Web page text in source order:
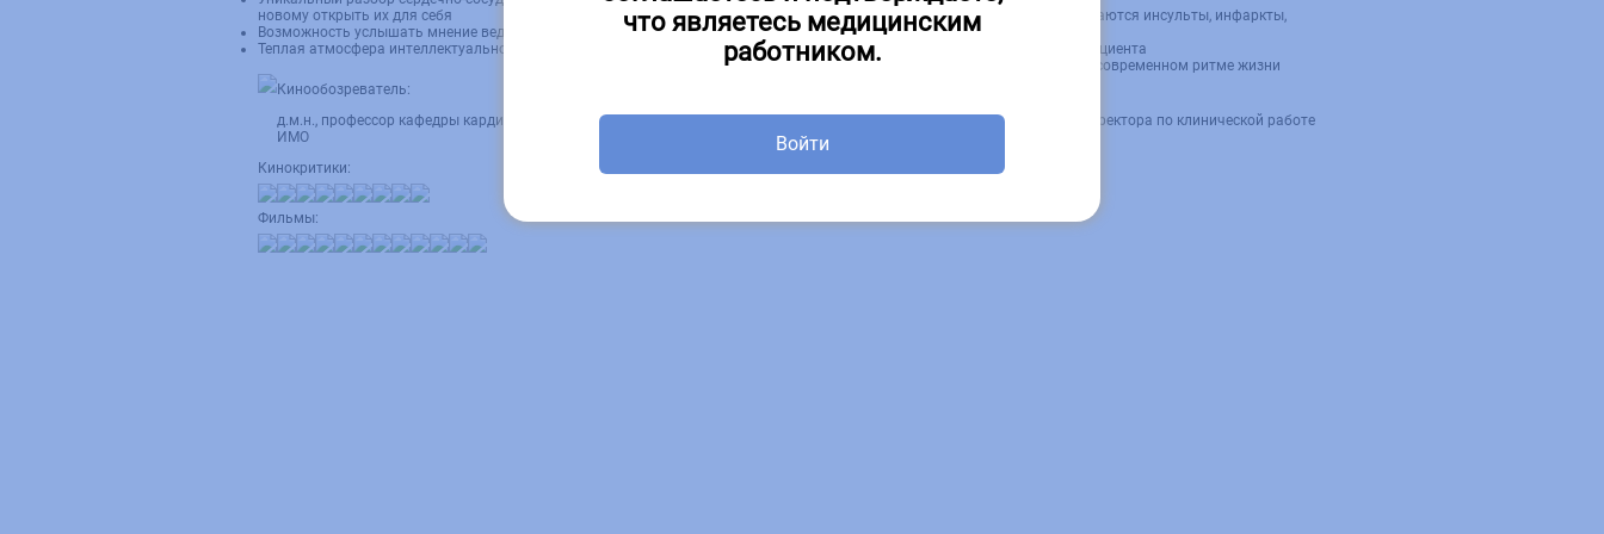
новому открыть их для себя
Возможность услышать мнение ведущих экспертов в кардиологии и киноэнтузиастов
Теплая атмосфера интеллектуального общения и обсуждения
Почему у героев фильмов развиваются инсульты, инфаркты,
сердечная недостаточность
Как повысить приверженность пациента
Как заботиться о своем сердце в современном ритме жизни
Кинообозреватель:
д.м.н., профессор кафедры кардиологии факультета послевузовского и дополнительного образования, заместитель директора по клинической работе
ИМО
Кинокритики:
Фильмы:
что являетесь медицинским
работником.
Войти